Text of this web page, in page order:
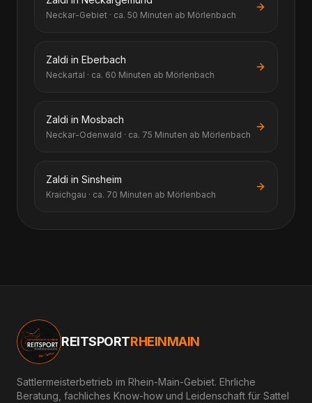
Neckar-Gebiet · ca. 50 Minuten ab Mörlenbach
Zaldi in Eberbach
Neckartal · ca. 60 Minuten ab Mörlenbach
Zaldi in Mosbach
Neckar-Odenwald · ca. 75 Minuten ab Mörlenbach
Zaldi in Sinsheim
Kraichgau · ca. 70 Minuten ab Mörlenbach
REITSPORTRHEINMAIN
Sattlermeisterbetrieb im Rhein-Main-Gebiet. Ehrliche
Beratung, fachliches Know-how und Leidenschaft für Sattel